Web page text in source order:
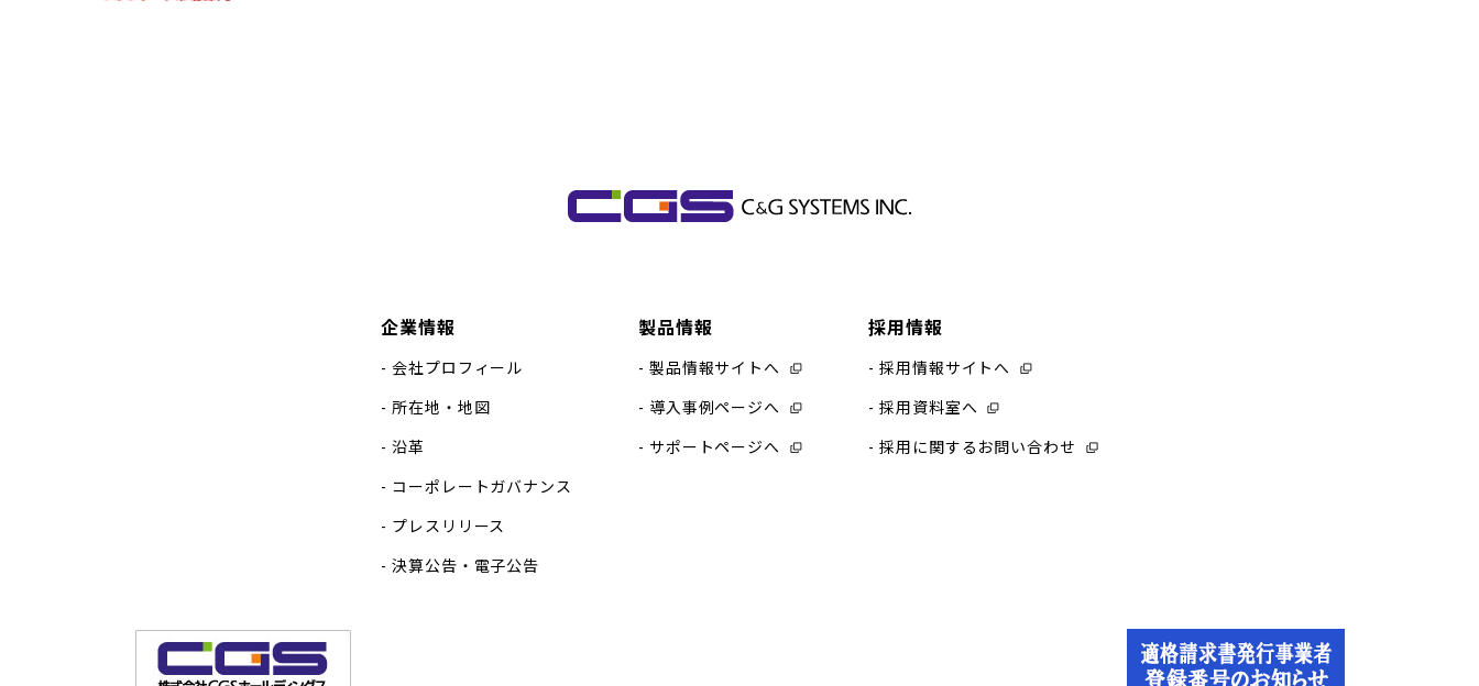
企業情報
会社プロフィール
所在地・地図
沿革
コーポレートガバナンス
プレスリリース
決算公告・電子公告
製品情報
製品情報サイトへ
導入事例ページへ
サポートページへ
採用情報
採用情報サイトへ
採用資料室へ
採用に関するお問い合わせ